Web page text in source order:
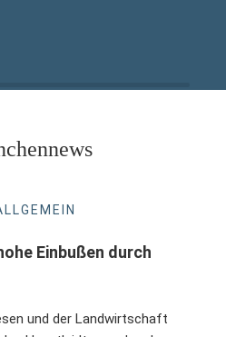
Einbußen durch
und der Landwirtschaft